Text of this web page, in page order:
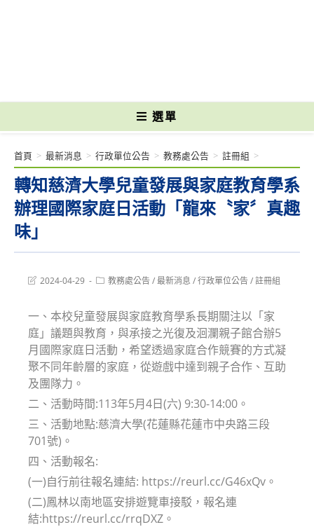
選單
轉知慈濟大學兒童發展與家庭教育學系
辦理國際家庭日活動「龍來〝家〞真趣
味」
首頁 > 最新消息 > 行政單位公告 > 教務處公告 > 註冊組 >
Post2024-04-29
Post教務處公告/最新消息 /行政單位公告/註冊組
一、本校兒童發展與家庭教育學系長期關注以「家
庭」議題與教育，與承接之光復及洄瀾親子館合辦5
月國際家庭日活動，希望透過家庭合作競賽的方式凝
聚不同年齡層的家庭，從遊戲中達到親子合作、互助
及團隊力。
二、活動時間:113年5月4日(六) 9:30-14:00。
三、活動地點:慈濟大學(花蓮縣花蓮市中央路三段
701號)。
四、活動報名:
(一)自行前往報名連結: https://reurl.cc/G46xQv。
(二)鳳林以南地區安排遊覽車接駁，報名連
結:https://reurl.cc/rrqDXZ。